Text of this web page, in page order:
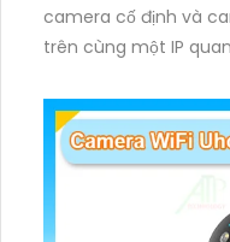
camera cố định và
trên cùng một IP
ánh sáng. Kết hợp
ảnh có màu trong
phạm vi 3m.